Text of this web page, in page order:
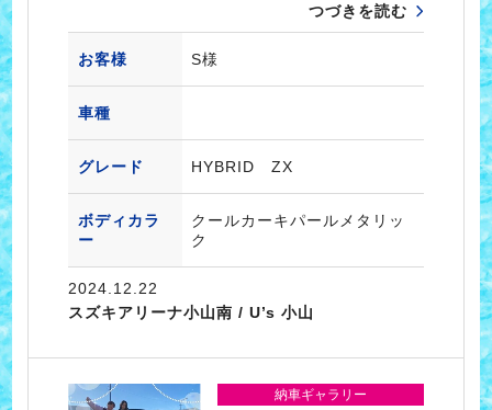
つづきを読む
お客様 S様
車種
グレード HYBRID ZX
ボディカラ
ー
クールカーキパールメタリッ
ク
2024.12.22
スズキアリーナ小山南 / U’s 小山
納車ギャラリー